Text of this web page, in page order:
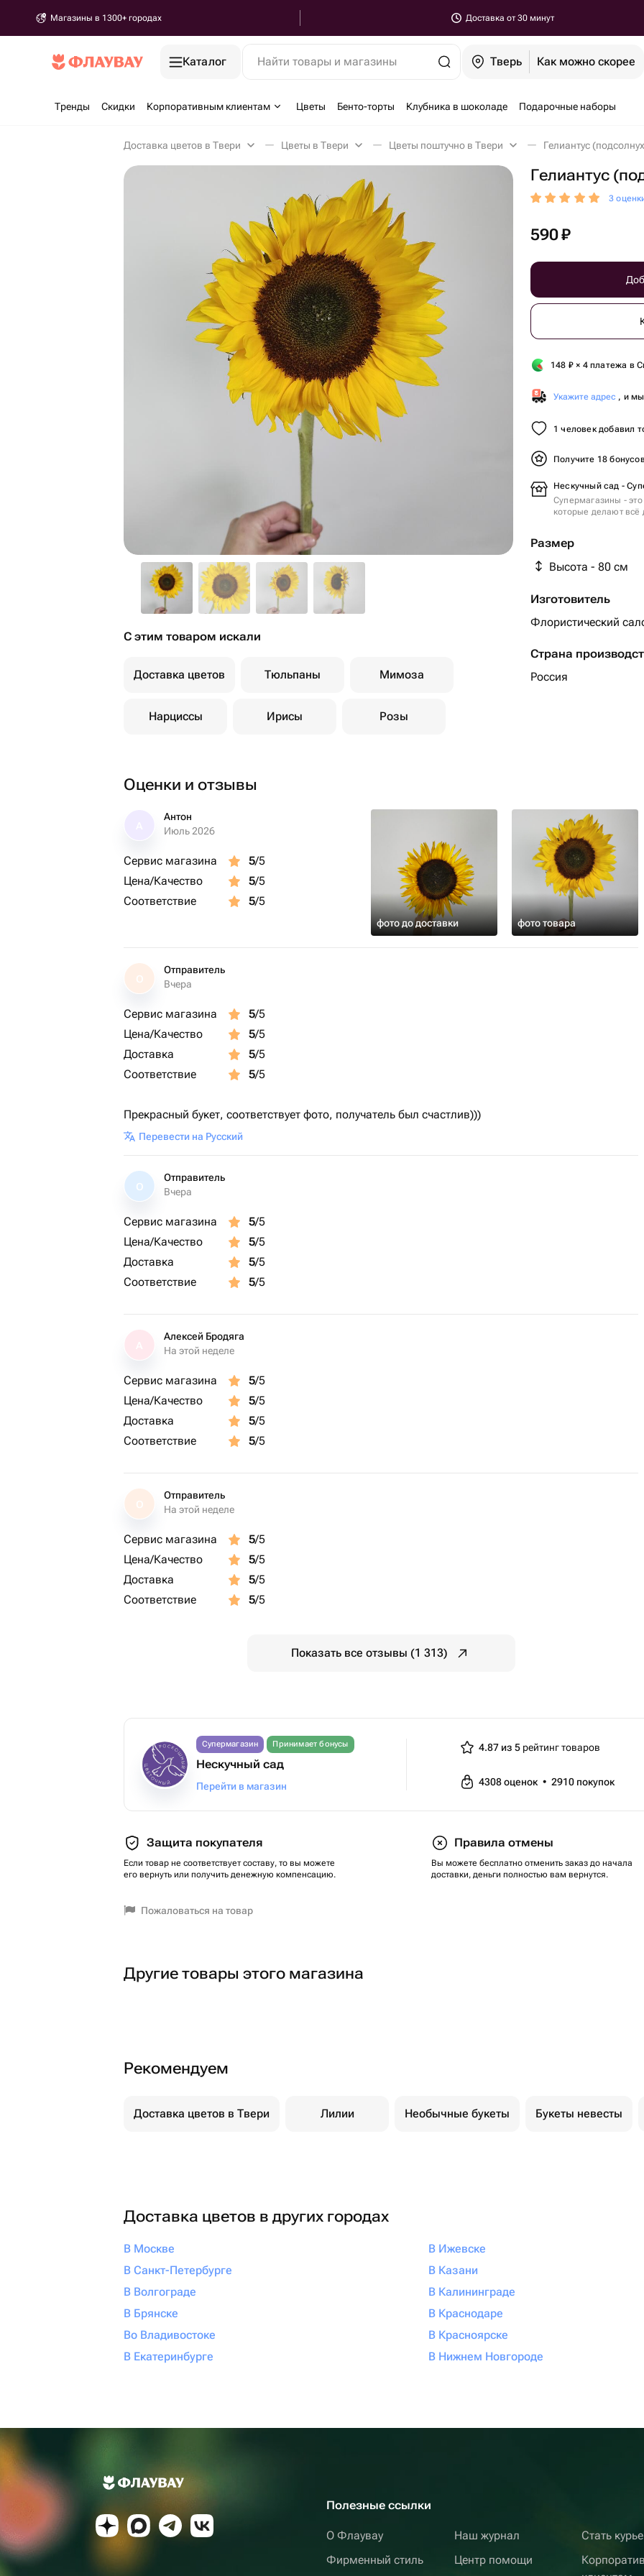
Магазины в 1300+ городах Доставка от 30 минут
Каталог Найти товары и магазины Тверь Как можно скорее
Тренды Скидки Корпоративным клиентам Цветы Бенто-торты Клубника в шоколаде Подарочные наборы
Доставка цветов в Твери Цветы в Твери Цветы поштучно в Твери Гелиантус
Гелиантус
3
590₽
148 ₽ × 4 платежа в
Укажите адрес , и мы
1 человек добавил
Получите 18
Нескучный сад -
Супермагазины -
которые делают всё
Размер
Высота - 80 см
Изготовитель
Флористический
Страна
Россия
С этим товаром искали
Доставка цветов Тюльпаны Мимоза
Нарциссы Ирисы Розы
Оценки и отзывы
Антон
Июль 2026
Сервис магазина 5/5
Цена/Качество
5/5
Соответствие
5/5
фото до доставки фото товара
О
Отправитель
Вчера
Сервис магазина 5/5
Цена/Качество
5/5
Доставка
5/5
Соответствие
5/5
Прекрасный букет, соответствует фото, получатель был счастлив)))
Перевести на Русский
О
Отправитель
Вчера
Сервис магазина 5/5
Цена/Качество
5/5
Доставка
5/5
Соответствие
5/5
Алексей Бродяга
На этой неделе
Сервис магазина 5/5
Цена/Качество
5/5
Доставка
5/5
Соответствие
5/5
О
Отправитель
На этой неделе
Сервис магазина 5/5
Цена/Качество
5/5
Доставка
5/5
Соответствие
5/5
Показать все отзывы (1 313)
Супермагазин Принимает бонусы
Нескучный сад
Перейти в магазин
4.87 из 5рейтинг товаров
4308оценок • 2910 покупок
Защита покупателя
Если товар не соответствует составу, то вы можете
его вернуть или получить денежную компенсацию.
Правила отмены
Вы можете бесплатно отменить заказ до начала
доставки, деньги полностью вам вернутся.
Пожаловаться на товар
Другие товары этого магазина
Рекомендуем
Доставка цветов в Твери Лилии Необычные букеты Букеты невесты
Доставка цветов в других городах
В Москве
В Санкт-Петербурге
В Волгограде
В Брянске
Во Владивостоке
В Екатеринбурге
В Ижевске
В Казани
В Калининграде
В Краснодаре
В Красноярске
В Нижнем Новгороде
Полезные ссылки
О Флаувау
Фирменный стиль
Наш журнал
Центр помощи
Стать